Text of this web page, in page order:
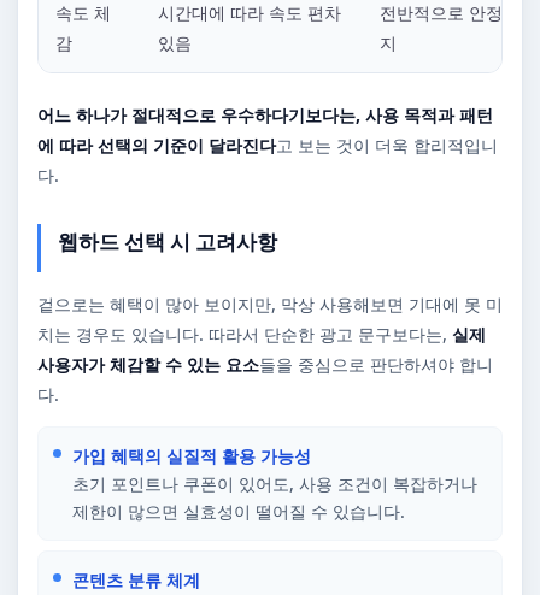
속도 체
감
시간대에 따라 속도 편차
있음
전반적으로 안정적
지
어느 하나가 절대적으로 우수하다기보다는, 사용 목적과 패턴
에 따라 선택의 기준이 달라진다고 보는 것이 더욱 합리적입니
다.
웹하드 선택 시 고려사항
겉으로는 혜택이 많아 보이지만, 막상 사용해보면 기대에 못 미
치는 경우도 있습니다. 따라서 단순한 광고 문구보다는, 실제
사용자가 체감할 수 있는 요소들을 중심으로 판단하셔야 합니
다.
가입 혜택의 실질적 활용 가능성
초기 포인트나 쿠폰이 있어도, 사용 조건이 복잡하거나
제한이 많으면 실효성이 떨어질 수 있습니다.
콘텐츠 분류 체계